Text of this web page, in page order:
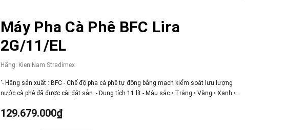
Máy Pha Cà Phê BFC Lira
2G/11/EL
Hãng: Kien Nam Stradimex
'- Hãng sản xuất : BFC - Chế độ pha cà phê tự động bằng mạch kiểm soát lưu lượng
nước cà phê đã được cài đặt sẵn. - Dung tích 11 lít - Màu sắc • Trắng • Vàng • Xanh •...
129.679.000₫